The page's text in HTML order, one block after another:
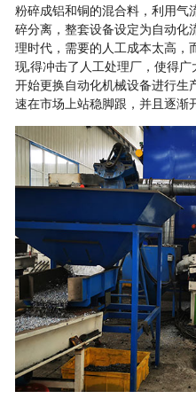
粉碎成铝和铜的混合料，利用气
碎分离，整套设备设定为自动化
理时代，需要的人工成本太高，
现,得冲击了人工处理厂，使得
开始更换自动化机械设备进行生
速在市场上站稳脚跟，并且逐渐